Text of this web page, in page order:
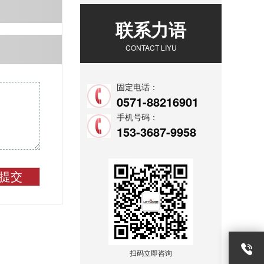
交
联系力语
CONTACT LIYU
固定电话：
0571-88216901
手机号码：
153-3687-9958
扫码立即咨询